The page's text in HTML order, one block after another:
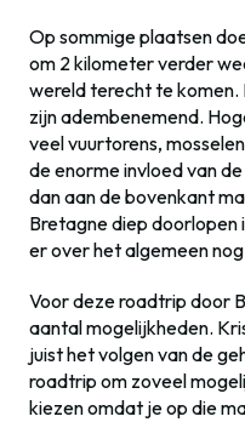
Op sommige plaatsen
om 2 kilometer verder
wereld terecht te
zijn adembenemend.
veel vuurtorens,
de enorme invloed van
dan aan de bovenkant
Bretagne diep doorlopen
er over het algemeen
Voor deze roadtrip door
aantal mogelijkheden.
juist het volgen van de
roadtrip om zoveel
kiezen omdat je op die